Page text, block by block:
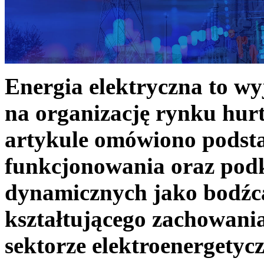
Energia elektryczna to
na organizację rynku
artykule omówiono
funkcjonowania oraz
dynamicznych jako
kształtującego
sektorze